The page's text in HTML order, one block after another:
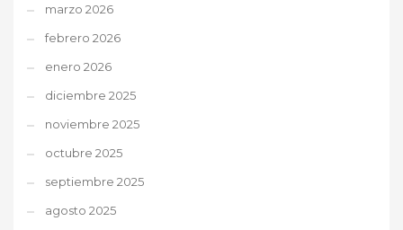
marzo 2026
febrero 2026
enero 2026
diciembre 2025
noviembre 2025
octubre 2025
septiembre 2025
agosto 2025